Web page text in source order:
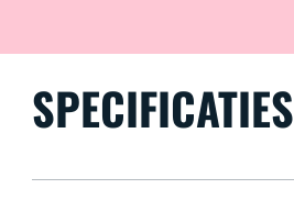
SPECIFICATIES